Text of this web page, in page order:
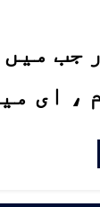
جب
، ای